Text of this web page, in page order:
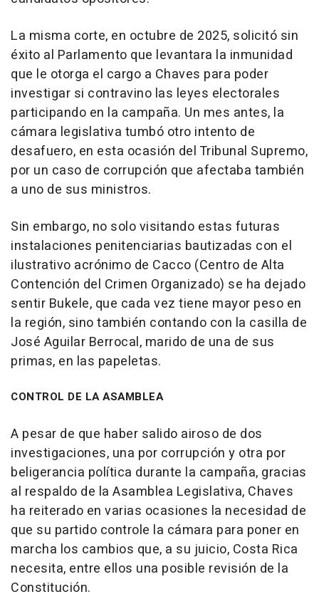
La misma corte, en octubre de 2025, solicitó sin
éxito al Parlamento que levantara la inmunidad
que le otorga el cargo a Chaves para poder
investigar si contravino las leyes electorales
participando en la campaña. Un mes antes, la
cámara legislativa tumbó otro intento de
desafuero, en esta ocasión del Tribunal Supremo,
por un caso de corrupción que afectaba también
a uno de sus ministros.
Sin embargo, no solo visitando estas futuras
instalaciones penitenciarias bautizadas con el
ilustrativo acrónimo de Cacco (Centro de Alta
Contención del Crimen Organizado) se ha dejado
sentir Bukele, que cada vez tiene mayor peso en
la región, sino también contando con la casilla de
José Aguilar Berrocal, marido de una de sus
primas, en las papeletas.
CONTROL DE LA ASAMBLEA
A pesar de que haber salido airoso de dos
investigaciones, una por corrupción y otra por
beligerancia política durante la campaña, gracias
al respaldo de la Asamblea Legislativa, Chaves
ha reiterado en varias ocasiones la necesidad de
que su partido controle la cámara para poner en
marcha los cambios que, a su juicio, Costa Rica
necesita, entre ellos una posible revisión de la
Constitución.